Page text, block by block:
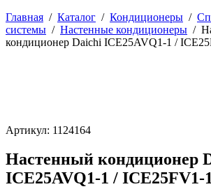
Главная / Каталог / Кондиционеры /
системы / Настенные кондиционеры /
кондиционер Daichi ICE25AVQ1-1 /
Артикул: 1124164
Настенный кондиционер
ICE25AVQ1-1 / ICE25FV1-